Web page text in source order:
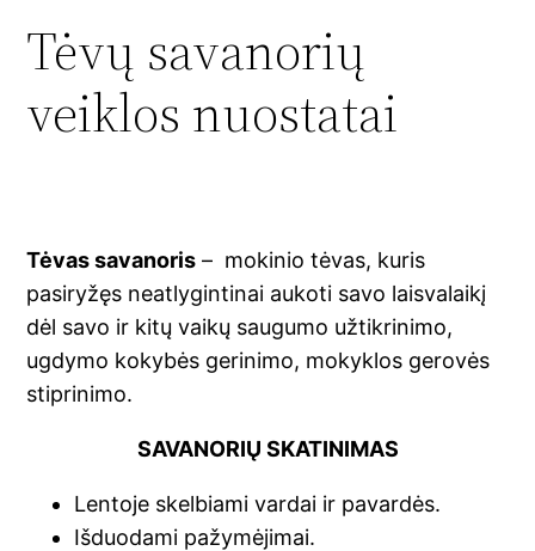
Tėvų savanorių
veiklos nuostatai
Tėvas savanoris – mokinio tėvas, kuris
pasiryžęs neatlygintinai aukoti savo laisvalaikį
dėl savo ir kitų vaikų saugumo užtikrinimo,
ugdymo kokybės gerinimo, mokyklos gerovės
stiprinimo.
SAVANORIŲ SKATINIMAS
Lentoje skelbiami vardai ir pavardės.
Išduodami pažymėjimai.